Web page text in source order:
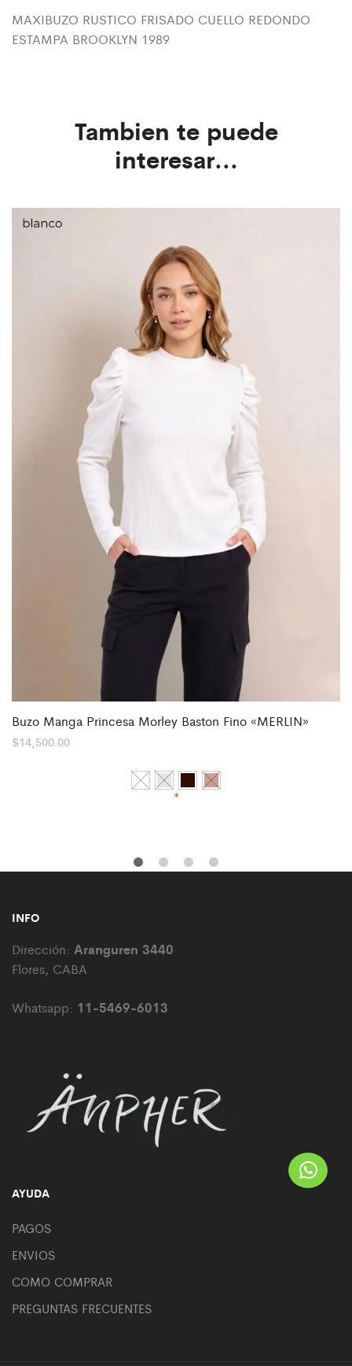
MAXIBUZO RUSTICO FRISADO CUELLO REDONDO
ESTAMPA BROOKLYN 1989
Tambien te puede
interesar...
Buzo Manga Princesa Morley Baston Fino «MERLIN»
$14,500.00
*
INFO
Dirección: Aranguren 3440
Flores, CABA
Whatsapp: 11-5469-6013
AYUDA
PAGOS
ENVIOS
COMO COMPRAR
PREGUNTAS FRECUENTES